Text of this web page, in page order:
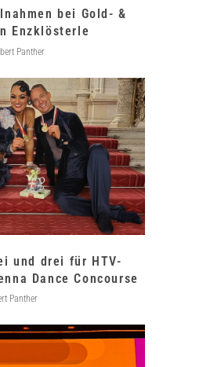
bei Gold- &
Enzklösterle
Panther
und drei für HTV-
Dance Concourse
Panther